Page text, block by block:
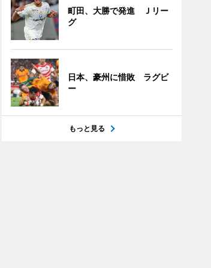
町田、大勝で発進 Ｊリー
グ
日本、豪州に惜敗 ラグビ
ー
もっと見る